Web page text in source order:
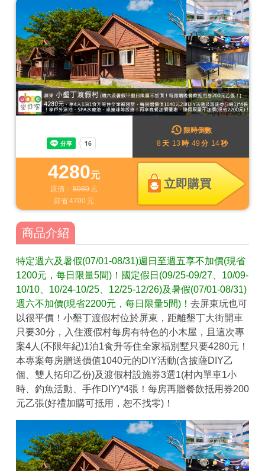
聯絡我們
APP下載
4280元
原價： 8980元
節省4700 元
立即購買
限時倒數
8 天 13 時 49 分 12秒
商品介紹
特定週六及暑假(07/01-08/31)週日至週五享不加價(現省
1200元，每日限量5間)！國定假日(09/25-09/27、10/09-
10/10、10/24-10/25、12/25-12/26)及暑假(07/01-08/31)
週六不加價(現省2200元，每日限量5間)！ 去屏東玩也可
以很平價！小墾丁渡假村位於屏東，距離墾丁大街開車
只要30分，入住渡假村每房有特色的小木屋，且這次專
案4人(不限年紀)1泊1食升等住全家福別墅只要4280元！
本專案每房贈送價值1040元的DIY活動(含披薩DIY乙
個、雙人拓印乙份)及渡假村設施券3選1(村內單車1小
時、釣魚活動、手作DIY)*4張！每房再贈餐飲抵用券200
元乙張(好禮加購可抵用，恕不找零)！